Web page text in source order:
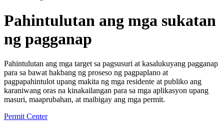
Pahintulutan ang mga sukatan
ng pagganap
Pahintulutan ang mga target sa pagsusuri at kasalukuyang pagganap
para sa bawat hakbang ng proseso ng pagpaplano at
pagpapahintulot upang makita ng mga residente at publiko ang
karaniwang oras na kinakailangan para sa mga aplikasyon upang
masuri, maaprubahan, at maibigay ang mga permit.
Permit Center